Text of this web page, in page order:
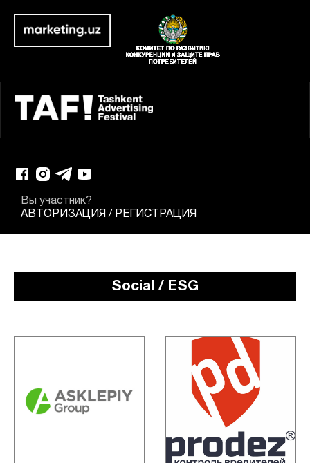
Вы участник?
АВТОРИЗАЦИЯ / РЕГИСТРАЦИЯ
Social / ESG